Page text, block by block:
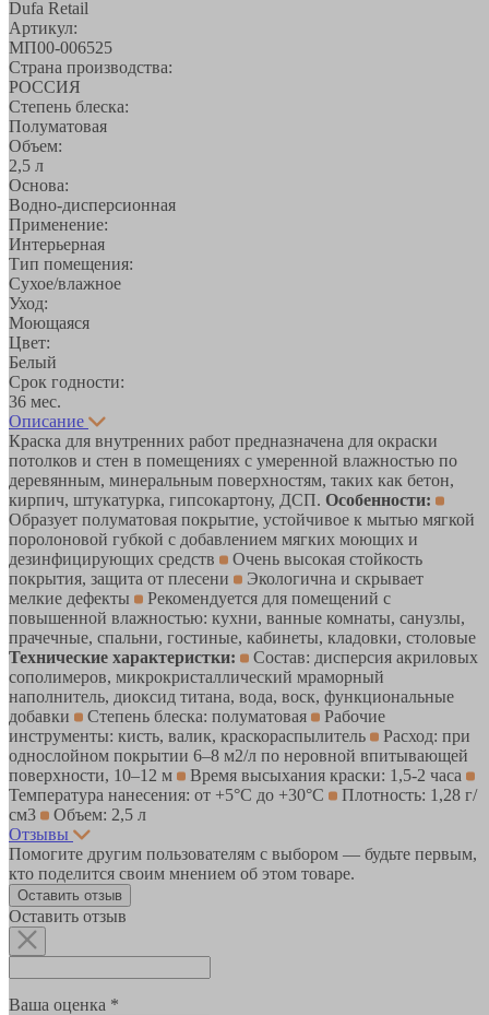
Dufa Retail
Артикул:
МП00-006525
Страна производства:
РОССИЯ
Степень блеска:
Полуматовая
Объем:
2,5 л
Основа:
Водно-дисперсионная
Применение:
Интерьерная
Тип помещения:
Сухое/влажное
Уход:
Моющаяся
Цвет:
Белый
Срок годности:
36 мес.
Описание
Краска для внутренних работ предназначена для окраски
потолков и стен в помещениях с умеренной влажностью по
деревянным, минеральным поверхностям, таких как бетон,
кирпич, штукатурка, гипсокартону, ДСП. Особенности:
Образует полуматовая покрытие, устойчивое к мытью мягкой
поролоновой губкой с добавлением мягких моющих и
дезинфицирующих средств
Очень высокая стойкость
покрытия, защита от плесени
Экологична и скрывает
мелкие дефекты
Рекомендуется для помещений с
повышенной влажностью: кухни, ванные комнаты, санузлы,
прачечные, спальни, гостиные, кабинеты, кладовки, столовые
Технические характеристки:
Состав: дисперсия акриловых
сополимеров, микрокристаллический мраморный
наполнитель, диоксид титана, вода, воск, функциональные
добавки
Степень блеска: полуматовая
Рабочие
инструменты: кисть, валик, краскораспылитель
Расход: при
однослойном покрытии 6–8 м2/л по неровной впитывающей
поверхности, 10–12 м
Время высыхания краски: 1,5-2 часа
Температура нанесения: от +5°C до +30°C
Плотность: 1,28 г/
см3
Объем: 2,5 л
Отзывы
Помогите другим пользователям с выбором — будьте первым,
кто поделится своим мнением об этом товаре.
Оставить отзыв
Оставить отзыв
Ваша оценка *